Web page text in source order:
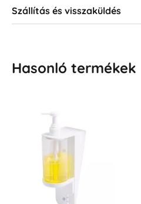
Szállítás és visszaküldés
Hasonló termékek